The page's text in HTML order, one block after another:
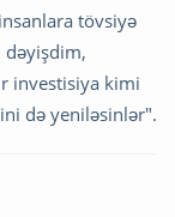
tövsiyə
dəyişdim,
investisiya kimi
də yeniləsinlər".